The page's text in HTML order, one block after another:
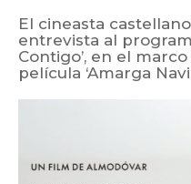
El cineasta
entrevista al
Contigo’, en el
película ‘Amarga